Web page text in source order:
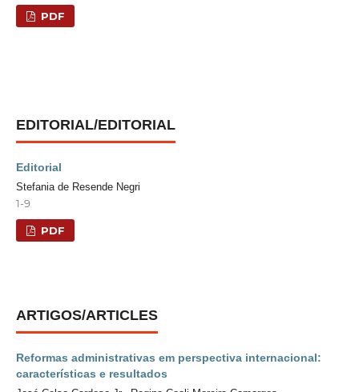
PDF
EDITORIAL/EDITORIAL
Editorial
Stefania de Resende Negri
1-9
PDF
ARTIGOS/ARTICLES
Reformas administrativas em perspectiva internacional:
características e resultados